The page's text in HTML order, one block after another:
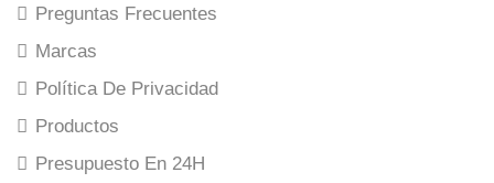
Preguntas Frecuentes
Marcas
Política De Privacidad
Productos
Presupuesto En 24H